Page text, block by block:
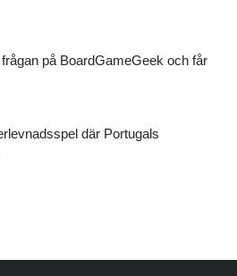
på BoardGameGeek och får
där Portugals